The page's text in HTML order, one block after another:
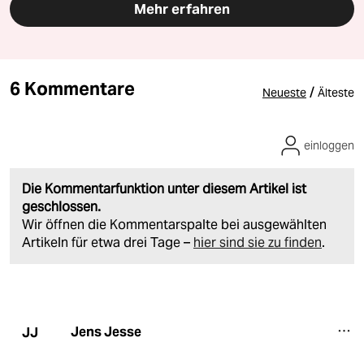
Mehr erfahren
6 Kommentare Neueste / Älteste
Die Kommentarfunktion unter diesem Artikel ist
geschlossen.
Wir öffnen die Kommentarspalte bei ausgewählten
Artikeln für etwa drei Tage – hier sind sie zu finden.
einloggen
JJ Jens Jesse